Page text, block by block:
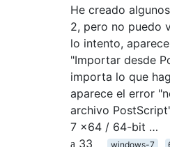
He creado
2, pero no puedo
lo intento,
"Importar desde
importa lo que
aparece el error
archivo
7 x64 / 64-bit …
33
windows-7